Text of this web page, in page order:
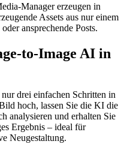
Manager erzeugen in
Assets aus nur einem
ansprechende Posts.
to-Image AI in
drei einfachen Schritten in
hoch, lassen Sie die KI die
analysieren und erhalten Sie
Ergebnis – ideal für
Neugestaltung.